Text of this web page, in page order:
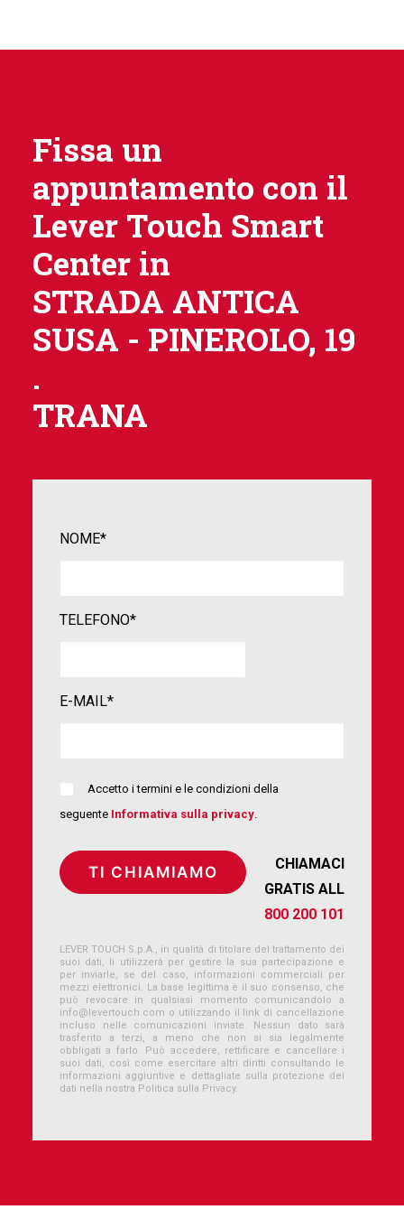
Fissa un
appuntamento con il
Lever Touch Smart
Center in
STRADA ANTICA
SUSA - PINEROLO, 19
.
TRANA
NOME*
TELEFONO*
E-MAIL*
Accetto i termini e le condizioni della
seguente Informativa sulla privacy.
CHIAMACI
GRATIS ALL
800 200 101
LEVER TOUCH S.p.A., in qualità di titolare del trattamento dei
suoi dati, li utilizzerà per gestire la sua partecipazione e
per inviarle, se del caso, informazioni commerciali per
mezzi elettronici. La base legittima è il suo consenso, che
può revocare in qualsiasi momento comunicandolo a
info@levertouch.com o utilizzando il link di cancellazione
incluso nelle comunicazioni inviate. Nessun dato sarà
trasferito a terzi, a meno che non si sia legalmente
obbligati a farlo. Può accedere, rettificare e cancellare i
suoi dati, così come esercitare altri diritti consultando le
informazioni aggiuntive e dettagliate sulla protezione dei
dati nella nostra Politica sulla Privacy.